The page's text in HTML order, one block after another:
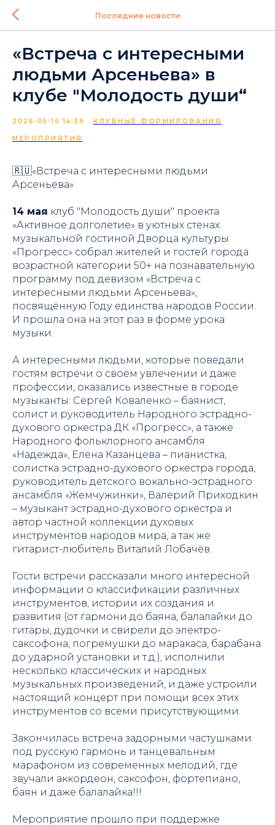
Последние новости
«Встреча с интересными
людьми Арсеньева» в
клубе "Молодость души“
2026-05-16 14:39 КЛУБНЫЕ ФОРМИРОВАНИЯ
МЕРОПРИЯТИЯ
🇷🇺«Встреча с интересными людьми
Арсеньева»
14 мая клуб "Молодость души" проекта
«Активное долголетие» в уютных стенах
музыкальной гостиной Дворца культуры
«Прогресс» собрал жителей и гостей города
возрастной категории 50+ на познавательную
программу под девизом «Встреча с
интересными людьми Арсеньева»,
посвящённую Году единства народов России.
И прошла она на этот раз в форме урока
музыки.
А интересными людьми, которые поведали
гостям встречи о своём увлечении и даже
профессии, оказались известные в городе
музыканты: Сергей Коваленко – баянист,
солист и руководитель Народного эстрадно-
духового оркестра ДК «Прогресс», а также
Народного фольклорного ансамбля
«Надежда», Елена Казанцева – пианистка,
солистка эстрадно-духового оркестра города,
руководитель детского вокально-эстрадного
ансамбля «Жемчужинки», Валерий Приходкин
– музыкант эстрадно-духового оркестра и
автор частной коллекции духовых
инструментов народов мира, а так же
гитарист-любитель Виталий Лобачёв.
Гости встречи рассказали много интересной
информации о классификации различных
инструментов, истории их создания и
развития (от гармони до баяна, балалайки до
гитары, дудочки и свирели до электро-
саксофона, погремушки до маракаса, барабана
до ударной установки и т.д.), исполнили
несколько классических и народных
музыкальных произведений, и даже устроили
настоящий концерт при помощи всех этих
инструментов со всеми присутствующими.
Закончилась встреча задорными частушками
под русскую гармонь и танцевальным
марафоном из современных мелодий, где
звучали аккордеон, саксофон, фортепиано,
баян и даже балалайка!!!
Мероприятие прошло при поддержке